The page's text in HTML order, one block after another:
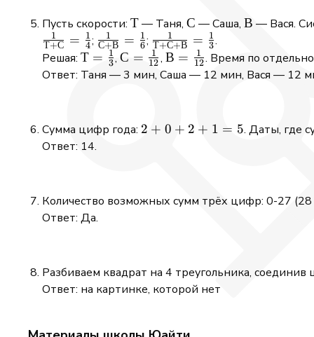
Пусть скорости: Т
Т— Таня, С
С — Саша, В
В — Вася.
\frac{1}
{Т+С}
=
Т+С
1 = 4
1; \frac{1}
{С+В}
=
С+В
1 = 6
1; \frac{1}
{Т+С+В}
=
Т+С+В
1 = 3
1.
Решая: Т =
\frac{1}
Т = 3
1 ,С =
\frac{1}
С = 12
1 , В =
\frac{1}
В = 12
1 . Время по
Ответ: Таня — 3 мин, Саша — 12 мин, Вася — 12
Сумма цифр года: 2+0+2+1
2 + 0 + 2 + 1 = 5. Даты, где
Ответ: 14.
Количество возможных сумм трёх цифр: 0-27
Ответ: Да.
Разбиваем квадрат на 4 треугольника,
Ответ: на картинке, которой нет